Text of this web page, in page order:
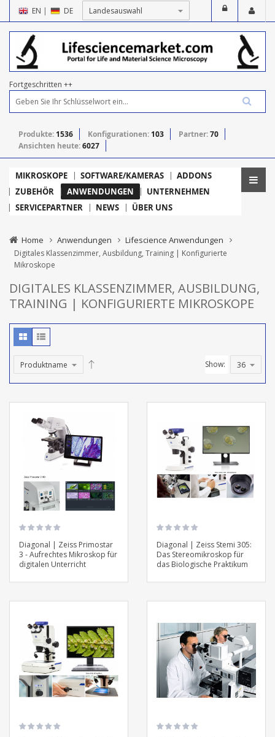
EN | DE
Fortgeschritten ++
Produkte: 1536 Konfigurationen: 103 Partner:70
Ansichten heute:6027
MIKROSKOPE SOFTWARE/KAMERAS
ADDONS
ZUBEHÖR
ANWENDUNGEN
UNTERNEHMEN
SERVICEPARTNER
NEWS ÜBER UNS
Home Anwendungen Lifescience Anwendungen
Digitales Klassenzimmer, Ausbildung, Training | Konfigurierte
Mikroskope
DIGITALES KLASSENZIMMER, AUSBILDUNG,
TRAINING | KONFIGURIERTE MIKROSKOPE
Show:
Diagonal | Zeiss Primostar
3 - Aufrechtes Mikroskop für
digitalen Unterricht
Diagonal | Zeiss Stemi 305:
Das Stereomikroskop für
das Biologische Praktikum